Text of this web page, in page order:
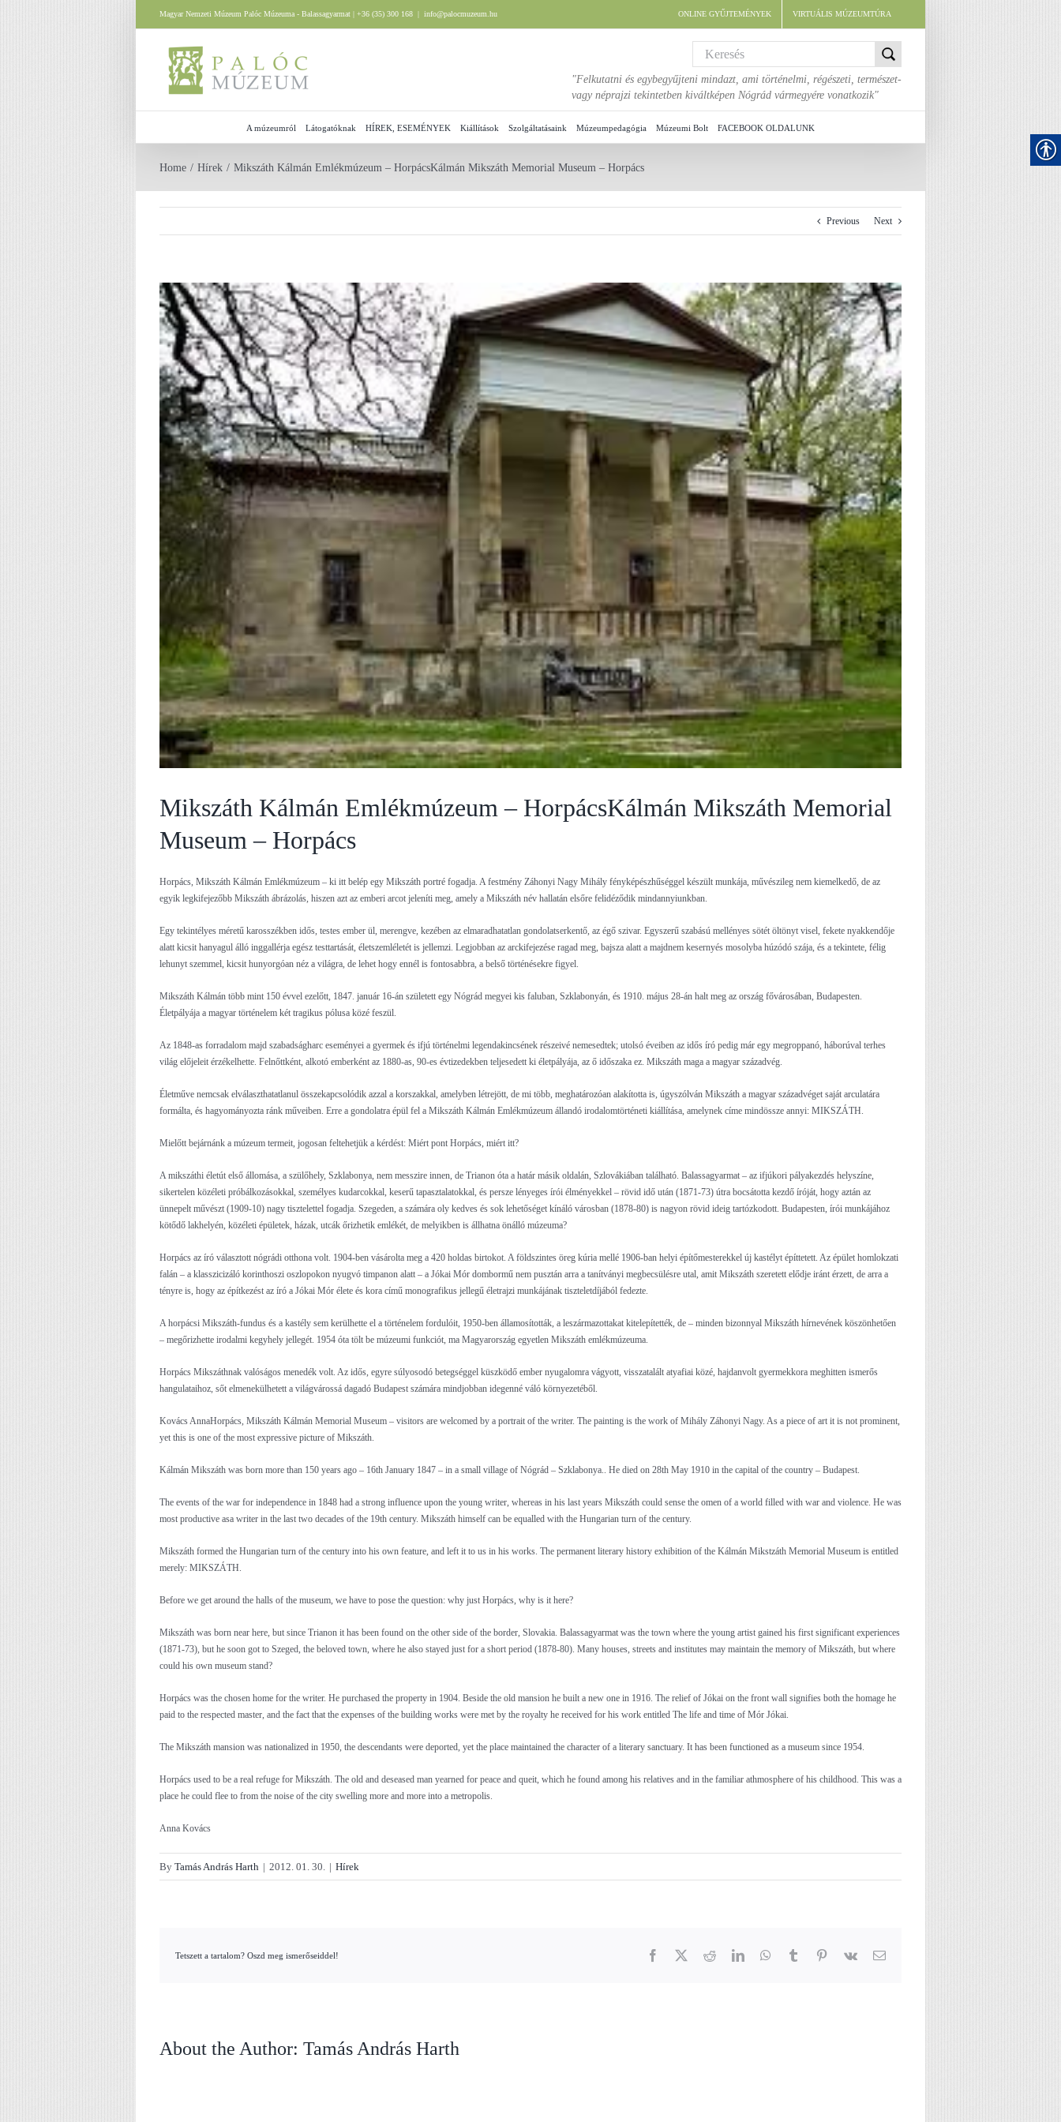
Magyar Nemzeti Múzeum Palóc Múzeuma - Balassagyarmat | +36 (35) 300 168 | info@palocmuzeum.hu ONLINE GYŰJTEMÉNYEK VIRTUÁLIS MÚZEUMTÚRA
"Felkutatni és egybegyűjteni mindazt, ami történelmi, régészeti, természet-
vagy néprajzi tekintetben kiváltképen Nógrád vármegyére vonatkozik"
A múzeumról Látogatóknak HÍREK, ESEMÉNYEK Kiállítások Szolgáltatásaink Múzeumpedagógia Múzeumi Bolt FACEBOOK OLDALUNK
Home Hírek Mikszáth Kálmán Emlékmúzeum – HorpácsKálmán Mikszáth Memorial Museum – Horpács
Previous Next
View
Larger
Image
Mikszáth Kálmán Emlékmúzeum – HorpácsKálmán Mikszáth Memorial
Museum – Horpács
Horpács, Mikszáth Kálmán Emlékmúzeum – ki itt belép egy Mikszáth portré fogadja. A festmény Záhonyi Nagy Mihály fényképészhűséggel készült munkája, művészileg nem kiemelkedő, de az
egyik legkifejezőbb Mikszáth ábrázolás, hiszen azt az emberi arcot jeleníti meg, amely a Mikszáth név hallatán elsőre felidéződik mindannyiunkban.
Egy tekintélyes méretű karosszékben idős, testes ember ül, merengve, kezében az elmaradhatatlan gondolatserkentő, az égő szivar. Egyszerű szabású mellényes sötét öltönyt visel, fekete nyakkendője
alatt kicsit hanyagul álló inggallérja egész testtartását, életszemléletét is jellemzi. Legjobban az arckifejezése ragad meg, bajsza alatt a majdnem kesernyés mosolyba húzódó szája, és a tekintete, félig
lehunyt szemmel, kicsit hunyorgóan néz a világra, de lehet hogy ennél is fontosabbra, a belső történésekre figyel.
Mikszáth Kálmán több mint 150 évvel ezelőtt, 1847. január 16-án született egy Nógrád megyei kis faluban, Szklabonyán, és 1910. május 28-án halt meg az ország fővárosában, Budapesten.
Életpályája a magyar történelem két tragikus pólusa közé feszül.
Az 1848-as forradalom majd szabadságharc eseményei a gyermek és ifjú történelmi legendakincsének részeivé nemesedtek; utolsó éveiben az idős író pedig már egy megroppanó, háborúval terhes
világ előjeleit érzékelhette. Felnőttként, alkotó emberként az 1880-as, 90-es évtizedekben teljesedett ki életpályája, az ő időszaka ez. Mikszáth maga a magyar századvég.
Életműve nemcsak elválaszthatatlanul összekapcsolódik azzal a korszakkal, amelyben létrejött, de mi több, meghatározóan alakította is, úgyszólván Mikszáth a magyar századvéget saját arculatára
formálta, és hagyományozta ránk műveiben. Erre a gondolatra épül fel a Mikszáth Kálmán Emlékmúzeum állandó irodalomtörténeti kiállítása, amelynek címe mindössze annyi: MIKSZÁTH.
Mielőtt bejárnánk a múzeum termeit, jogosan feltehetjük a kérdést: Miért pont Horpács, miért itt?
A mikszáthi életút első állomása, a szülőhely, Szklabonya, nem messzire innen, de Trianon óta a határ másik oldalán, Szlovákiában található. Balassagyarmat – az ifjúkori pályakezdés helyszíne,
sikertelen közéleti próbálkozásokkal, személyes kudarcokkal, keserű tapasztalatokkal, és persze lényeges írói élményekkel – rövid idő után (1871-73) útra bocsátotta kezdő íróját, hogy aztán az
ünnepelt művészt (1909-10) nagy tisztelettel fogadja. Szegeden, a számára oly kedves és sok lehetőséget kínáló városban (1878-80) is nagyon rövid ideig tartózkodott. Budapesten, írói munkájához
kötődő lakhelyén, közéleti épületek, házak, utcák őrizhetik emlékét, de melyikben is állhatna önálló múzeuma?
Horpács az író választott nógrádi otthona volt. 1904-ben vásárolta meg a 420 holdas birtokot. A földszintes öreg kúria mellé 1906-ban helyi építőmesterekkel új kastélyt építtetett. Az épület homlokzati
falán – a klasszicizáló korinthoszi oszlopokon nyugvó timpanon alatt – a Jókai Mór dombormű nem pusztán arra a tanítványi megbecsülésre utal, amit Mikszáth szeretett elődje iránt érzett, de arra a
tényre is, hogy az építkezést az író a Jókai Mór élete és kora című monografikus jellegű életrajzi munkájának tiszteletdíjából fedezte.
A horpácsi Mikszáth-fundus és a kastély sem kerülhette el a történelem fordulóit, 1950-ben államosították, a leszármazottakat kitelepítették, de – minden bizonnyal Mikszáth hírnevének köszönhetően
– megőrizhette irodalmi kegyhely jellegét. 1954 óta tölt be múzeumi funkciót, ma Magyarország egyetlen Mikszáth emlékmúzeuma.
Horpács Mikszáthnak valóságos menedék volt. Az idős, egyre súlyosodó betegséggel küszködő ember nyugalomra vágyott, visszatalált atyafiai közé, hajdanvolt gyermekkora meghitten ismerős
hangulataihoz, sőt elmenekülhetett a világvárossá dagadó Budapest számára mindjobban idegenné váló környezetéből.
Kovács AnnaHorpács, Mikszáth Kálmán Memorial Museum – visitors are welcomed by a portrait of the writer. The painting is the work of Mihály Záhonyi Nagy. As a piece of art it is not prominent,
yet this is one of the most expressive picture of Mikszáth.
Kálmán Mikszáth was born more than 150 years ago – 16th January 1847 – in a small village of Nógrád – Szklabonya.. He died on 28th May 1910 in the capital of the country – Budapest.
The events of the war for independence in 1848 had a strong influence upon the young writer, whereas in his last years Mikszáth could sense the omen of a world filled with war and violence. He was
most productive asa writer in the last two decades of the 19th century. Mikszáth himself can be equalled with the Hungarian turn of the century.
Mikszáth formed the Hungarian turn of the century into his own feature, and left it to us in his works. The permanent literary history exhibition of the Kálmán Mikstzáth Memorial Museum is entitled
merely: MIKSZÁTH.
Before we get around the halls of the museum, we have to pose the question: why just Horpács, why is it here?
Mikszáth was born near here, but since Trianon it has been found on the other side of the border, Slovakia. Balassagyarmat was the town where the young artist gained his first significant experiences
(1871-73), but he soon got to Szeged, the beloved town, where he also stayed just for a short period (1878-80). Many houses, streets and institutes may maintain the memory of Mikszáth, but where
could his own museum stand?
Horpács was the chosen home for the writer. He purchased the property in 1904. Beside the old mansion he built a new one in 1916. The relief of Jókai on the front wall signifies both the homage he
paid to the respected master, and the fact that the expenses of the building works were met by the royalty he received for his work entitled The life and time of Mór Jókai.
The Mikszáth mansion was nationalized in 1950, the descendants were deported, yet the place maintained the character of a literary sanctuary. It has been functioned as a museum since 1954.
Horpács used to be a real refuge for Mikszáth. The old and deseased man yearned for peace and queit, which he found among his relatives and in the familiar athmosphere of his childhood. This was a
place he could flee to from the noise of the city swelling more and more into a metropolis.
Anna Kovács
By Tamás András Harth | 2012. 01. 30. | Hírek
Tetszett a tartalom? Oszd meg ismerőseiddel! Facebook RedditLinkedInWhatsApp
Tumblr Pinterest
Vk Email
About the Author: Tamás András Harth